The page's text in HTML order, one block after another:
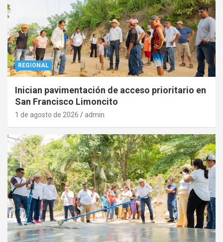
REGIONAL
Inician pavimentación de acceso prioritario en
San Francisco Limoncito
1 de agosto de 2026 admin